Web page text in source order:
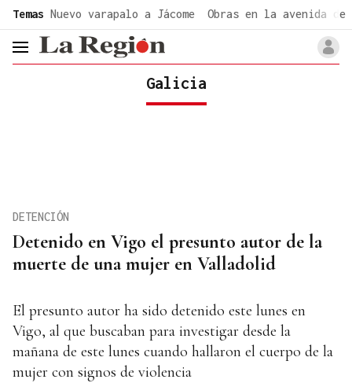
Temas Nuevo varapalo a Jácome Obras en la avenida de
header.menu.open
Galicia
Detenido en Vigo el presunto autor de la
muerte de una mujer en Valladolid
DETENCIÓN
El presunto autor ha sido detenido este lunes en
Vigo, al que buscaban para investigar desde la
mañana de este lunes cuando hallaron el cuerpo de la
mujer con signos de violencia